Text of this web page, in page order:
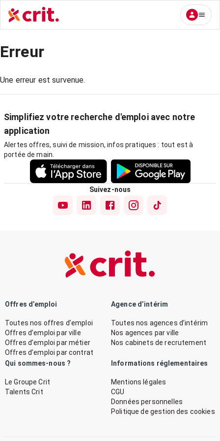
Erreur
Une erreur est survenue.
Simplifiez votre recherche d'emploi avec notre
application
Alertes offres, suivi de mission, infos pratiques : tout est à
portée de main.
Suivez-nous
Offres d’emploi
Toutes nos offres d’emploi
Offres d’emploi par ville
Offres d’emploi par métier
Offres d’emploi par contrat
Agence d’intérim
Toutes nos agences d’intérim
Nos agences par ville
Nos cabinets de recrutement
Qui sommes-nous ?
Le Groupe Crit
Talents Crit
Informations réglementaires
Mentions légales
CGU
Données personnelles
Politique de gestion des cookies